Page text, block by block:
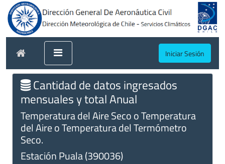
Iniciar Sesión
Cantidad de datos ingresados
mensuales y total Anual
Temperatura del Aire Seco o Temperatura
del Aire o Temperatura del Termómetro
Seco.
Estación Puala (390036)